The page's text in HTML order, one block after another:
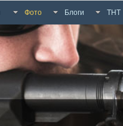
Фото Блоги ТНТ